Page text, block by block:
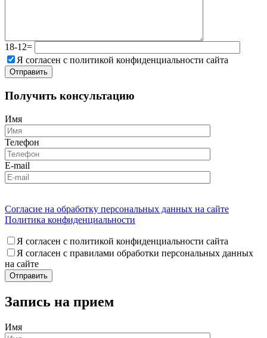
18-12=
Я согласен с политикой конфиденциальности сайта
Получить консультацию
Имя
Телефон
E-mail
Согласие на обработку персональных данных на сайте
Политика конфиденциальности
Я согласен с политикой конфиденциальности сайта
Я согласен с правилами обработки персональных данных
на сайте
Запись на прием
Имя